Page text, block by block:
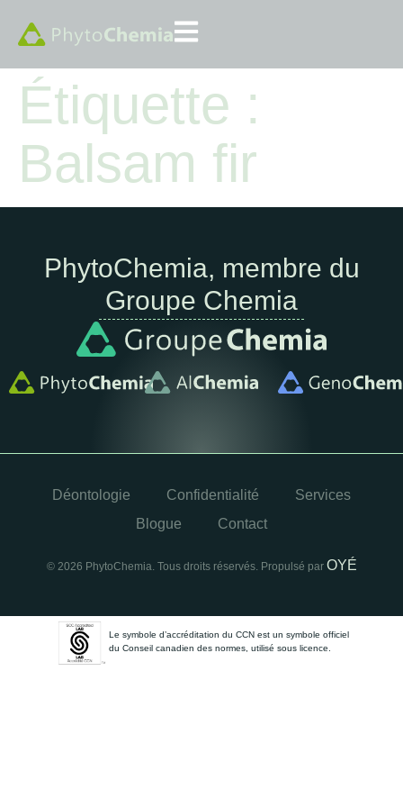
Étiquette :
Balsam fir
PhytoChemia, membre du
Groupe Chemia
© 2026 PhytoChemia. Tous droits réservés. Propulsé par OYÉ
Déontologie Confidentialité
Services
Blogue
Contact
Le symbole d’accréditation du CCN est un symbole officiel
du Conseil canadien des normes, utilisé sous licence.